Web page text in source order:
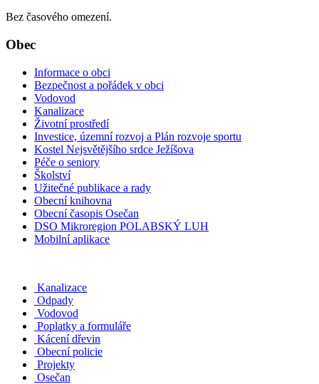
Bez časového omezení.
Obec
Informace o obci
Bezpečnost a pořádek v obci
Vodovod
Kanalizace
Životní prostředí
Investice, územní rozvoj a Plán rozvoje sportu
Kostel Nejsvětějšího srdce Ježíšova
Péče o seniory
Školství
Užitečné publikace a rady
Obecní knihovna
Obecní časopis Osečan
DSO Mikroregion POLABSKÝ LUH
Mobilní aplikace
Kanalizace
Odpady
Vodovod
Poplatky a formuláře
Kácení dřevin
Obecní policie
Projekty
Osečan